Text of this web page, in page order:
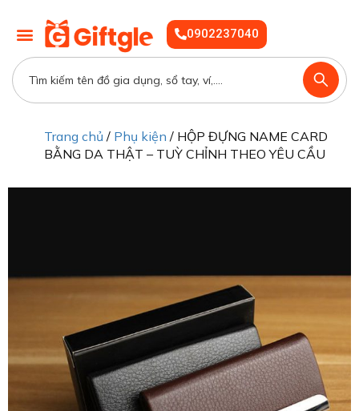
0902237040
Trang chủ / Phụ kiện / HỘP ĐỰNG NAME CARD
BẰNG DA THẬT – TUỲ CHỈNH THEO YÊU CẦU